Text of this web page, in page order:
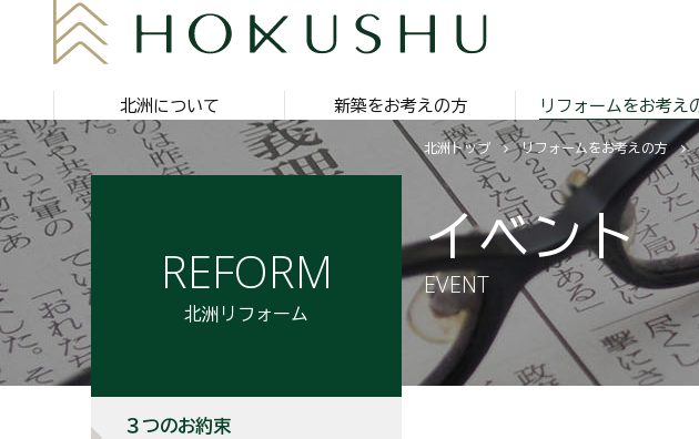
北洲について 新築をお考えの方 リフォームをお考え
北洲トップ リフォームをお考えの方
イベント
EVENT
REFORM
北洲リフォーム
３つのお約束